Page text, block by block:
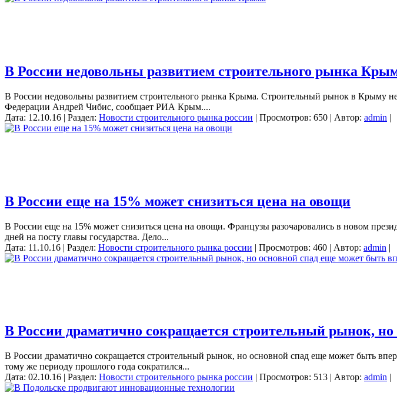
В России недовольны развитием строительного рынка
В России недовольны развитием строительного рынка Крыма. Строительный рынок в Крыму не
Федерации Андрей Чибис, сообщает РИА Крым....
Дата: 12.10.16 | Раздел: Новости строительного рынка россии | Просмотров: 650 | Автор: admin |
В России еще на 15% может снизиться цена на овощи
В России еще на 15% может снизиться цена на овощи. Французы разочаровались в новом
дней на посту главы государства. Дело...
Дата: 11.10.16 | Раздел: Новости строительного рынка россии | Просмотров: 460 | Автор: admin |
В России драматично сокращается строительный рынок,
В России драматично сокращается строительный рынок, но основной спад еще может быть
тому же периоду прошлого года сократился...
Дата: 02.10.16 | Раздел: Новости строительного рынка россии | Просмотров: 513 | Автор: admin |